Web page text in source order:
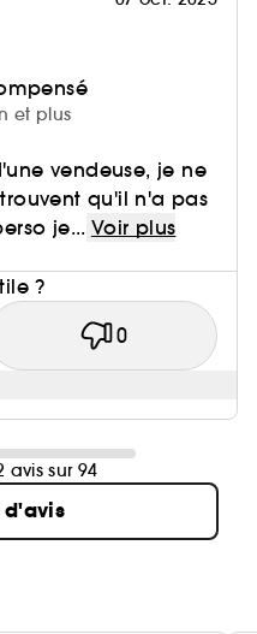
et plus
vendeuse, je ne
qu'il n'a pas
je... Voir plus
?
0
avis sur 94
d'avis